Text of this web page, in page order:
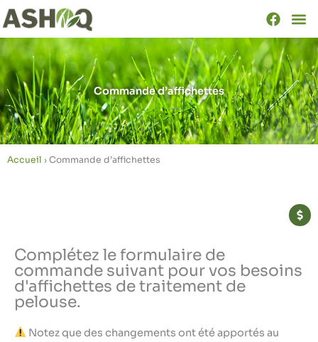
Aller
au
contenu
Commande d’affichettes
Accueil ›Commande d’affichettes
Complétez le formulaire de
commande suivant pour vos besoins
d'affichettes de traitement de
pelouse.
Notez que des changements ont été apportés au